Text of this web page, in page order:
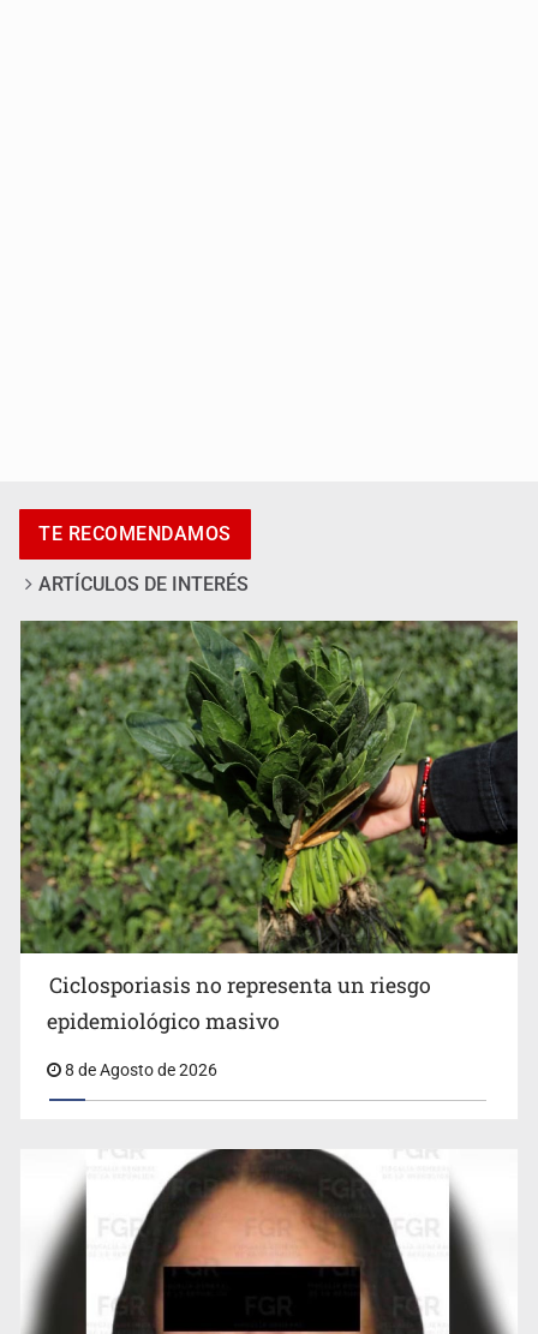
Procesan a el “R1”, presunto líder criminal en Jalisco y
Michoacán
Cae en Zapopan prófugo estadounidense buscado por
Interpol
TE RECOMENDAMOS
ARTÍCULOS DE INTERÉS
Ciclosporiasis no representa un riesgo
epidemiológico masivo
8 de Agosto de 2026